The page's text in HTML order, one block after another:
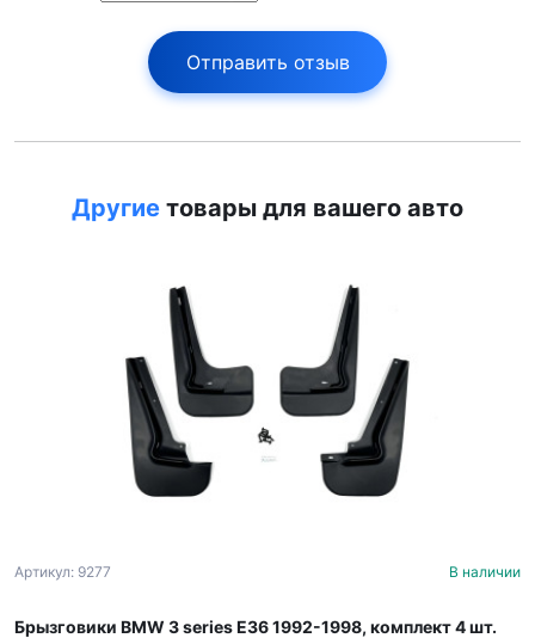
Отправить отзыв
Другие товары для вашего авто
Артикул: 9277 В наличии
Брызговики BMW 3 series E36 1992-1998, комплект 4 шт.